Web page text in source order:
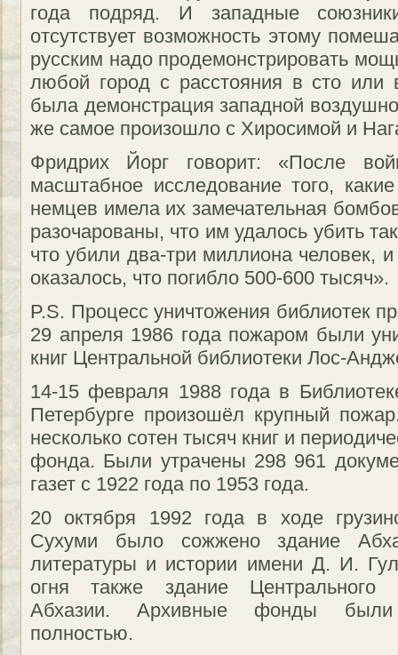
года подряд. И западные
отсутствует возможность этому
русским надо продемонстрировать
любой город с расстояния в сто или
была демонстрация западной
же самое произошло с Хиросимой и
Фридрих Йорг говорит: «После
масштабное исследование того,
немцев имела их замечательная
разочарованы, что им удалось убить
что убили два-три миллиона человек, и
оказалось, что погибло 500-600 тысяч».
P.S. Процесс уничтожения библиотек
29 апреля 1986 года пожаром были
книг Центральной библиотеки Лос-
14-15 февраля 1988 года в
Петербурге произошёл крупный
несколько сотен тысяч книг и
фонда. Были утрачены 298 961
газет с 1922 года по 1953 года.
20 октября 1992 года в ходе
Сухуми было сожжено здание
литературы и истории имени Д. И.
огня также здание Центрального
Абхазии. Архивные фонды были
полностью.